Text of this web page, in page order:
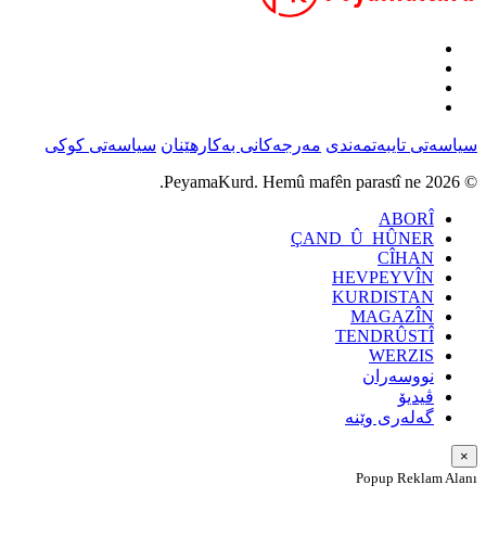
سیاسەتی تایبەتمەندی مەرجەکانی بەکارهێنان سیاسەتی کوکی
© 2026 PeyamaKurd. Hemû mafên parastî ne.
ABORÎ
ÇAND_Û_HÛNER
CÎHAN
HEVPEYVÎN
KURDISTAN
MAGAZÎN
TENDRÛSTÎ
WERZIS
نووسەران
ڤیدیۆ
گەلەری وێنە
×
Popup Reklam Alanı